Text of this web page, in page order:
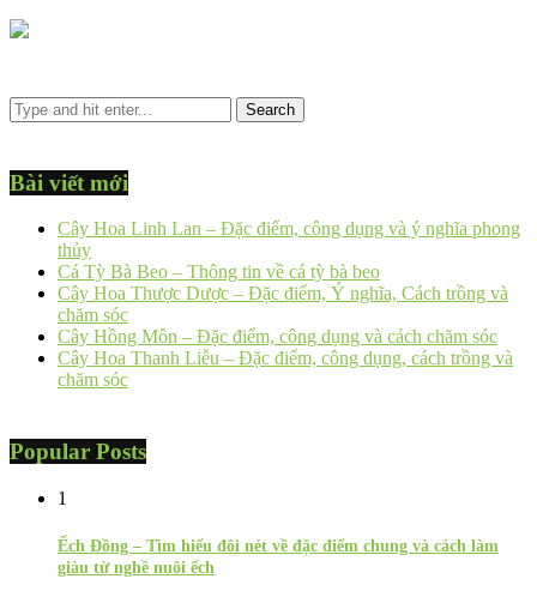
Bài viết mới
Cây Hoa Linh Lan – Đặc điểm, công dụng và ý nghĩa phong
thủy
Cá Tỳ Bà Beo – Thông tin về cá tỳ bà beo
Cây Hoa Thược Dược – Đặc điểm, Ý nghĩa, Cách trồng và
chăm sóc
Cây Hồng Môn – Đặc điểm, công dụng và cách chăm sóc
Cây Hoa Thanh Liễu – Đặc điểm, công dụng, cách trồng và
chăm sóc
Popular Posts
1
Ếch Đồng – Tìm hiểu đôi nét về đặc điểm chung và cách làm
giàu từ nghề nuôi ếch